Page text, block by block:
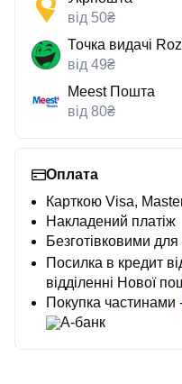
від 50₴
Точка видачі
від 49₴
Meest Пошта
від 80₴
Оплата
Карткою Visa,
Накладений платіж
Безготівковими
Посилка в кредит
відділенні Нової
Покупка частинами
А-банк